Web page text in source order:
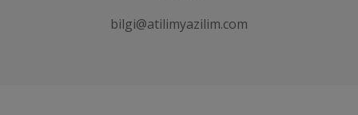
bilgi@atilimyazilim.com